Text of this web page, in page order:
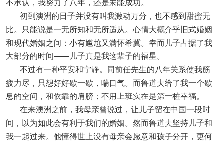
初到澳洲的日子并没有叫我激动万分，也不感到甜蜜无
比。只能说是一无所知和无所适从。心情大概介乎旧式婚姻
和现代婚姻之间：小有尴尬又满怀希冀。幸而儿子占据了我
大部分的时间——儿子真是我这辈子的福星。
不过有一种平安和宁静。同前任先生的八年关系使我筋
疲力尽，只想好好歇一歇，喘口气。而鲁道夫给了我一个歇
息的空间，和依靠的肩膀；不用上班实在是第一桩幸福。
在来澳洲之前，我母亲曾说过，让儿子留在中国一段时
间，以为如此会有利于我们的婚姻。然而鲁道夫坚持儿子和
我一起过来。他懂得世上没有母亲会愿意和孩子分开，更何